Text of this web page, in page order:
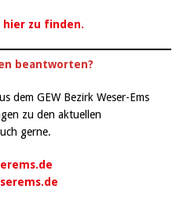
hier zu finden.
beantworten?
dem GEW Bezirk Weser-Ems
zu den aktuellen
gerne.